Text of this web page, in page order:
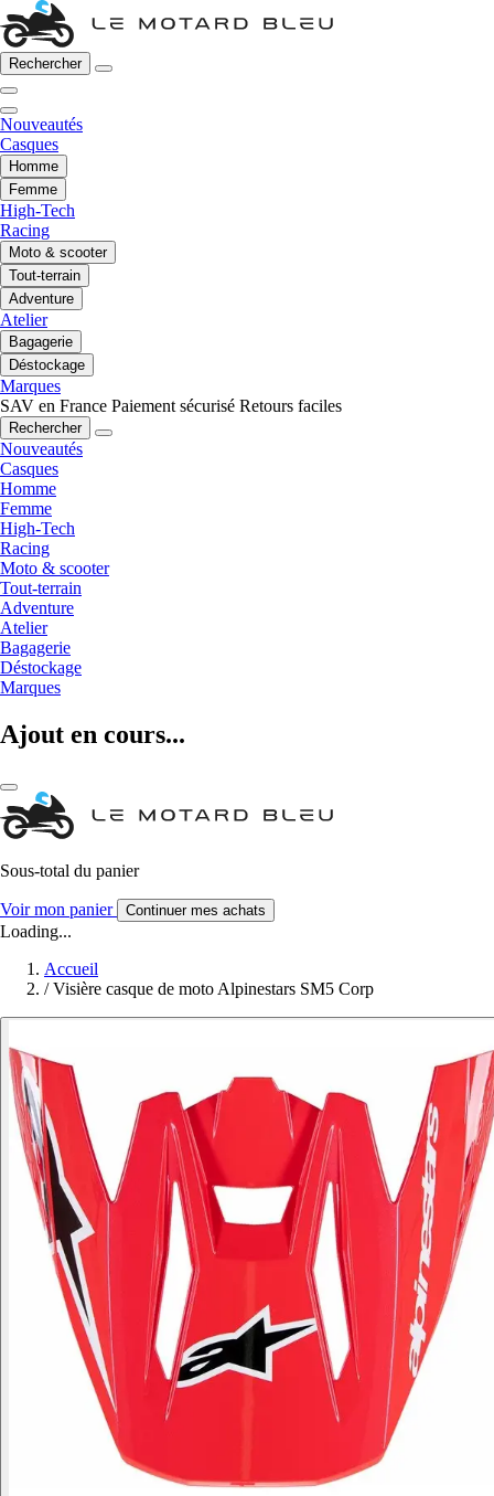
Rechercher
Nouveautés
Casques
Homme
Femme
High-Tech
Racing
Moto & scooter
Tout-terrain
Adventure
Atelier
Bagagerie
Déstockage
Marques
SAV en France Paiement sécurisé Retours faciles
Rechercher
Nouveautés
Casques
Homme
Femme
High-Tech
Racing
Moto & scooter
Tout-terrain
Adventure
Atelier
Bagagerie
Déstockage
Marques
Ajout en cours...
Sous-total du panier
Voir mon panier Continuer mes achats
Loading...
Accueil
/ Visière casque de moto Alpinestars SM5 Corp